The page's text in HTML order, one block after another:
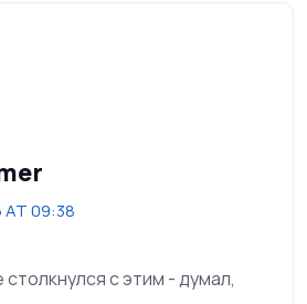
AT 09:38
с этим - думал,